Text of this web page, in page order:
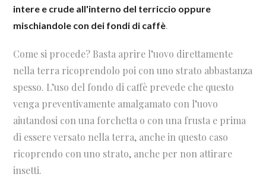
intere e crude all'interno del terriccio oppure
mischiandole con dei fondi di caffè.
Come si procede? Basta aprire l’uovo direttamente
nella terra ricoprendolo poi con uno strato abbastanza
spesso. L’uso del fondo di caffè prevede che questo
venga preventivamente amalgamato con l’uovo
aiutandosi con una forchetta o con una frusta e prima
di essere versato nella terra, anche in questo caso
ricoprendo con uno strato, anche per non attirare
insetti.